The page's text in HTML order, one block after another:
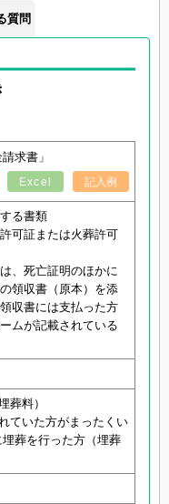
質問
求書」
Excel 記入例
る書類
可証または火葬許可
、死亡証明のほかに
領収書（原本）を添
収書には支払った方
ムが記載されている
葬料）
ていた方がまったくい
葬を行った方（埋葬